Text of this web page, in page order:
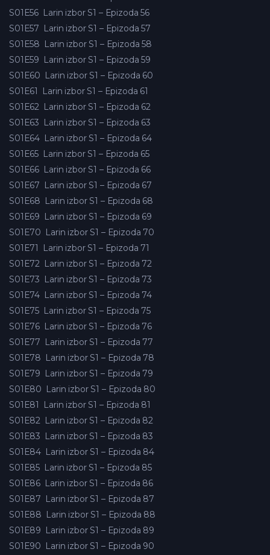
S01E56 Larin izbor S1 – Epizoda 56
S01E57 Larin izbor S1 – Epizoda 57
S01E58 Larin izbor S1 – Epizoda 58
S01E59 Larin izbor S1 – Epizoda 59
S01E60 Larin izbor S1 – Epizoda 60
S01E61
Larin izbor S1 – Epizoda 61
S01E62 Larin izbor S1 – Epizoda 62
S01E63 Larin izbor S1 – Epizoda 63
S01E64 Larin izbor S1 – Epizoda 64
S01E65 Larin izbor S1 – Epizoda 65
S01E66 Larin izbor S1 – Epizoda 66
S01E67 Larin izbor S1 – Epizoda 67
S01E68 Larin izbor S1 – Epizoda 68
S01E69 Larin izbor S1 – Epizoda 69
S01E70 Larin izbor S1 – Epizoda 70
S01E71
Larin izbor S1 – Epizoda 71
S01E72 Larin izbor S1 – Epizoda 72
S01E73 Larin izbor S1 – Epizoda 73
S01E74 Larin izbor S1 – Epizoda 74
S01E75 Larin izbor S1 – Epizoda 75
S01E76 Larin izbor S1 – Epizoda 76
S01E77 Larin izbor S1 – Epizoda 77
S01E78 Larin izbor S1 – Epizoda 78
S01E79 Larin izbor S1 – Epizoda 79
S01E80 Larin izbor S1 – Epizoda 80
S01E81
Larin izbor S1 – Epizoda 81
S01E82 Larin izbor S1 – Epizoda 82
S01E83 Larin izbor S1 – Epizoda 83
S01E84 Larin izbor S1 – Epizoda 84
S01E85 Larin izbor S1 – Epizoda 85
S01E86 Larin izbor S1 – Epizoda 86
S01E87 Larin izbor S1 – Epizoda 87
S01E88 Larin izbor S1 – Epizoda 88
S01E89 Larin izbor S1 – Epizoda 89
S01E90 Larin izbor S1 – Epizoda 90